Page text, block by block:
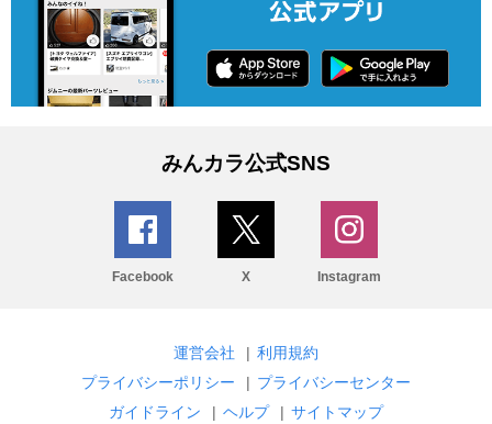
みんカラ公式SNS
Facebook X Instagram
運営会社 | 利用規約
プライバシーポリシー
| プライバシーセンター
ガイドライン
| ヘルプ | サイトマップ